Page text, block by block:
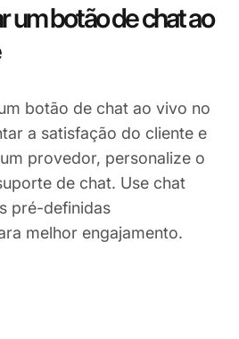
um botão de chat ao
botão de chat ao vivo no
a satisfação do cliente e
provedor, personalize o
de chat. Use chat
pré-definidas
melhor engajamento.